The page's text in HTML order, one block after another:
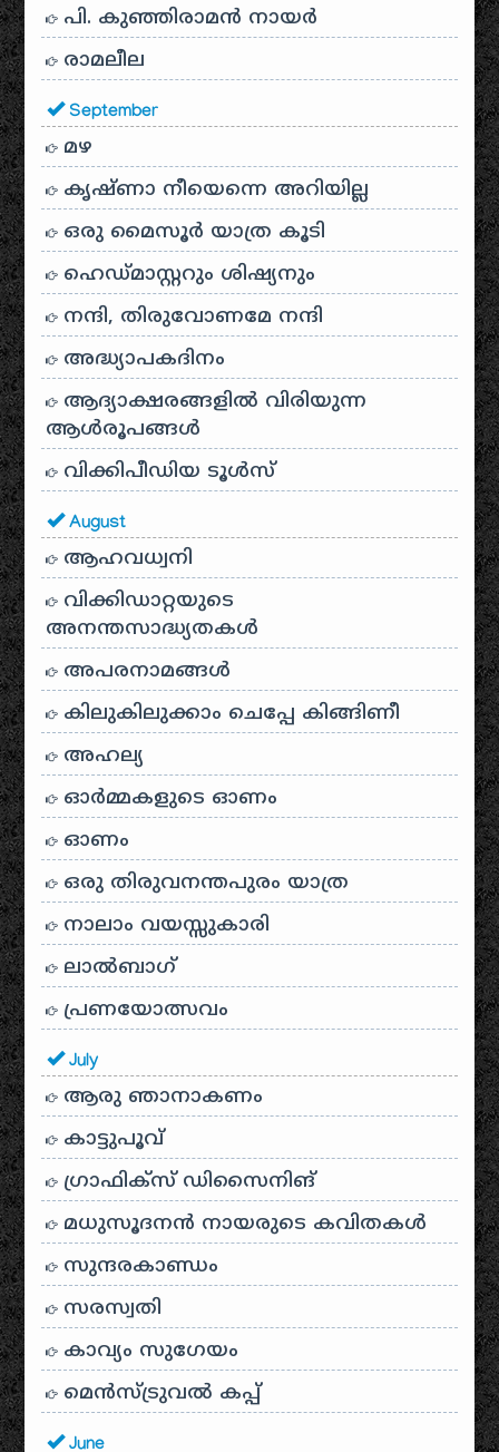
പി. കുഞ്ഞിരാമൻ നായർ
രാമലീല
September
മഴ
കൃഷ്ണാ നീയെന്നെ അറിയില്ല
ഒരു മൈസൂർ യാത്ര കൂടി
ഹെഡ്മാസ്റ്ററും ശിഷ്യനും
നന്ദി, തിരുവോണമേ നന്ദി
അദ്ധ്യാപകദിനം
ആദ്യാക്ഷരങ്ങളിൽ വിരിയുന്ന
ആൾരൂപങ്ങൾ
വിക്കിപീഡിയ ടൂൾസ്
August
ആഹവധ്വനി
വിക്കിഡാറ്റയുടെ
അനന്തസാദ്ധ്യതകള്‍
അപരനാമങ്ങൾ
കിലുകിലുക്കാം ചെപ്പേ കിങ്ങിണീ
അഹല്യ
ഓര്‍മ്മകളുടെ ഓണം
ഓണം
ഒരു തിരുവനന്തപുരം യാത്ര
നാലാം വയസ്സുകാരി
ലാൽബാഗ്
പ്രണയോത്സവം
July
ആരു ഞാനാകണം
കാട്ടുപൂവ്
ഗ്രാഫിക്സ് ഡിസൈനിങ്
മധുസൂദനൻ നായരുടെ കവിതകൾ
സുന്ദരകാണ്ഡം
സരസ്വതി
കാവ്യം സുഗേയം
മെന്‍സ്ട്രുവല്‍ കപ്പ്
June